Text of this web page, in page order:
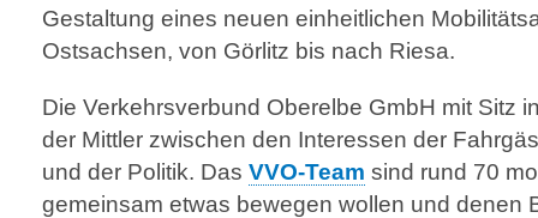
Gestaltung eines neuen einheitlichen
Ostsachsen, von Görlitz bis nach Riesa.
Die Verkehrsverbund Oberelbe GmbH mit Sitz
der Mittler zwischen den Interessen der
und der Politik. Das VVO-Team sind rund 70
gemeinsam etwas bewegen wollen und denen